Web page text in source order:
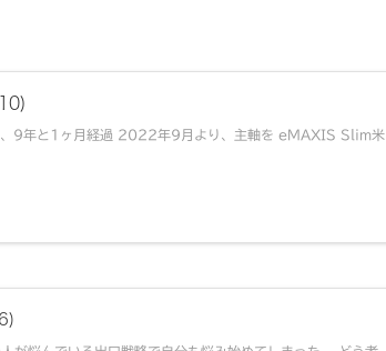
9年と1ヶ月経過 2022年9月より、主軸を eMAXIS Slim米